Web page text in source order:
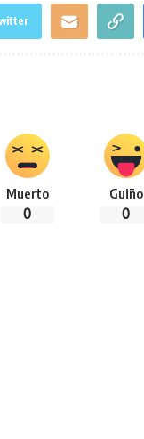
Muerto
0
Guiño
0